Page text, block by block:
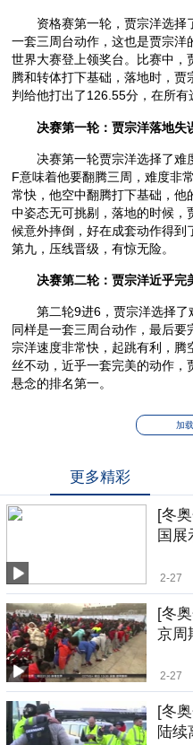
资格赛第一轮，贾宗洋选
一套三周台动作，这也是贾宗
世界大赛登上领奖台。比赛中
腾和转体打下基础，落地时，
判给他打出了126.55分，在所有
决赛第一轮：贾宗洋落地
决赛第一轮贾宗洋选择了
F意味着他要翻腾三周，难度非
常快，他空中翻腾打下基础，
中姿态无可挑剔，落地的时候
候意外摔倒，好在成套动作得到
第九，压线晋级，有惊无险。
决赛第二轮：贾宗洋近乎完
第二轮9进6，贾宗洋选择
同样是一套三周台动作，最后
宗洋速度非常快，起跳有利，
丝不动，近乎一套完美的动作
悬念的排名第一。
加
更多精彩
[冬
国展
2-27
[冬
京周
2-27
[冬
陆续